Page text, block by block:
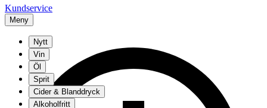
Kundservice
Meny
Nytt
Vin
Öl
Sprit
Cider & Blanddryck
Alkoholfritt